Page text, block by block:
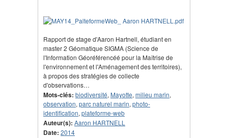
Rapport de stage d'Aaron Hartnell, étudiant en
master 2 Géomatique SIGMA (Science de
l'Information Géoréférencéé pour la Maîtrise de
l'environnement et l'Aménagement des territoires),
à propos des stratégies de collecte
d'observations…
Mots-clés: biodiversité, Mayotte, milieu marin,
observation, parc naturel marin, photo-
identification, plateforme-web
Auteur(s): Aaron HARTNELL
Date: 2014